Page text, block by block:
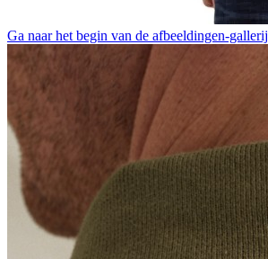
Ga naar het begin van de afbeeldingen-gallerij